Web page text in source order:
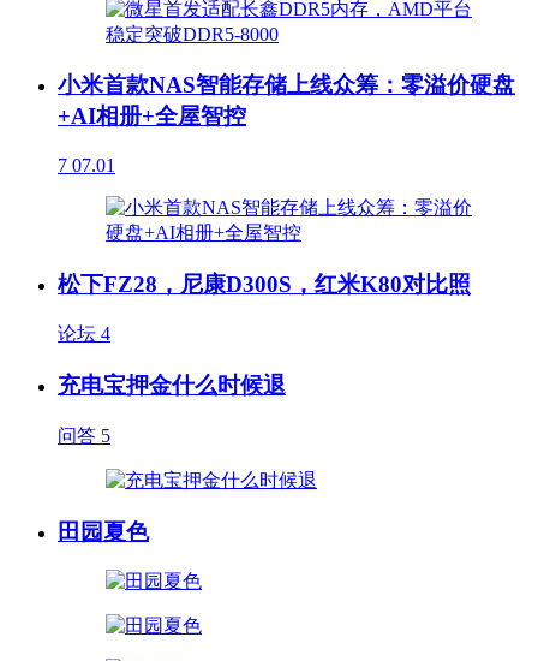
小米首款NAS智能存储上线众筹：零溢价硬盘
+AI相册+全屋智控
7 07.01
松下FZ28，尼康D300S，红米K80对比照
论坛 4
充电宝押金什么时候退
问答 5
田园夏色